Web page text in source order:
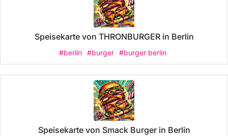
Speisekarte von THRONBURGER in Berlin
#berlin #burger #burger berlin
Speisekarte von Smack Burger in Berlin